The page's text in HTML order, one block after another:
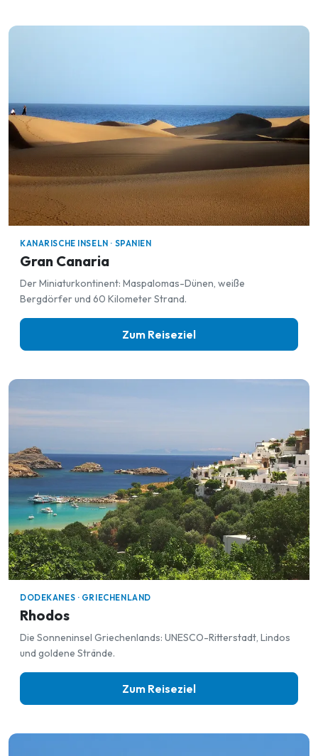
KANARISCHE INSELN · SPANIEN
Gran Canaria
Der Miniaturkontinent: Maspalomas-Dünen, weiße
Bergdörfer und 60 Kilometer Strand.
Zum Reiseziel
DODEKANES · GRIECHENLAND
Rhodos
Die Sonneninsel Griechenlands: UNESCO-Ritterstadt, Lindos
und goldene Strände.
Zum Reiseziel